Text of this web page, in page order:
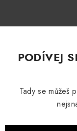
PODÍVEJ
Tady se můžeš